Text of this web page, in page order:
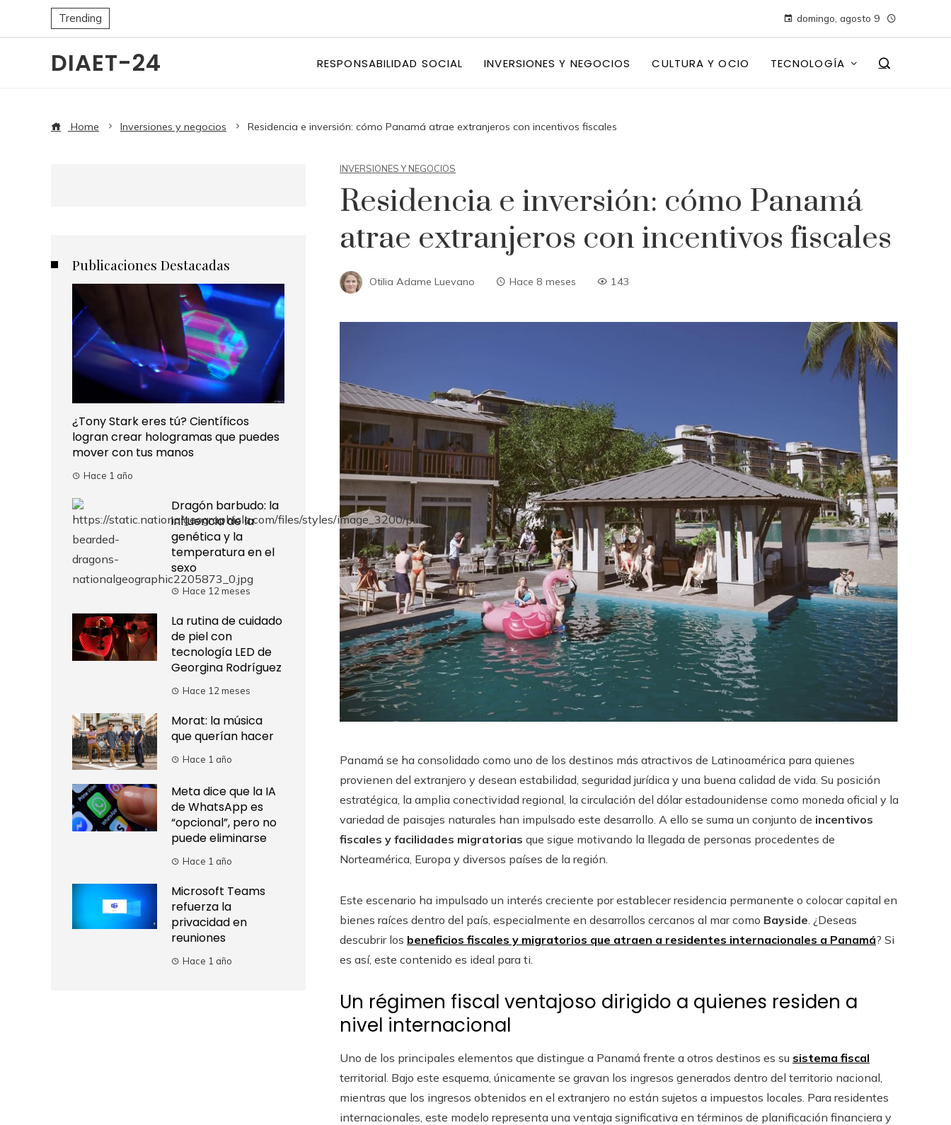
Trending domingo, agosto 9
DIAET-24 RESPONSABILIDAD SOCIAL INVERSIONES Y NEGOCIOS CULTURA Y OCIO TECNOLOGÍA
Home Inversiones y negocios Residencia e inversión: cómo Panamá atrae extranjeros con incentivos fiscales
INVERSIONES Y NEGOCIOS
Residencia e inversión: cómo Panamá
atrae extranjeros con incentivos fiscales
Otilia Adame Luevano Hace 8 meses 143
Panamá se ha consolidado como uno de los destinos más atractivos de Latinoamérica para quienes
provienen del extranjero y desean estabilidad, seguridad jurídica y una buena calidad de vida. Su posición
estratégica, la amplia conectividad regional, la circulación del dólar estadounidense como moneda oficial y la
variedad de paisajes naturales han impulsado este desarrollo. A ello se suma un conjunto de incentivos
fiscales y facilidades migratorias que sigue motivando la llegada de personas procedentes de
Norteamérica, Europa y diversos países de la región.
Este escenario ha impulsado un interés creciente por establecer residencia permanente o colocar capital en
bienes raíces dentro del país, especialmente en desarrollos cercanos al mar como Bayside . ¿Deseas
descubrir los beneficios fiscales y migratorios que atraen a residentes internacionales a Panamá? Si
es así, este contenido es ideal para ti.
Un régimen fiscal ventajoso dirigido a quienes residen a
nivel internacional
Uno de los principales elementos que distingue a Panamá frente a otros destinos es su sistema fiscal
territorial. Bajo este esquema, únicamente se gravan los ingresos generados dentro del territorio nacional,
mientras que los ingresos obtenidos en el extranjero no están sujetos a impuestos locales. Para residentes
internacionales, este modelo representa una ventaja significativa en términos de planificación financiera y
Publicaciones Destacadas
¿Tony Stark eres tú? Científicos
logran crear hologramas que puedes
mover con tus manos
Hace 1 año
Dragón barbudo: la
influencia de la
genética y la
temperatura en el
sexo
Hace 12 meses
La rutina de cuidado
de piel con
tecnología LED de
Georgina Rodríguez
Hace 12 meses
Morat: la música
que querían hacer
Hace 1 año
Meta dice que la IA
de WhatsApp es
“opcional”, pero no
puede eliminarse
Hace 1 año
Microsoft Teams
refuerza la
privacidad en
reuniones
Hace 1 año